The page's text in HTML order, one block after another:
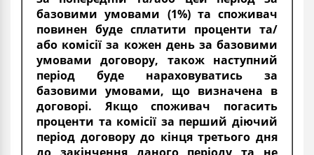
базовими умовами (1%) та споживач
повинен буде сплатити проценти та/
або комісії за кожен день за базовими
умовами договору, також наступний
період буде нараховуватись за
базовими умовами, що визначена в
договорі. Якщо споживач погасить
проценти та комісії за перший діючий
період договору до кінця третього дня